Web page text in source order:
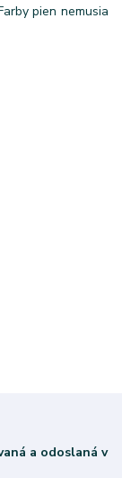
pien nemusia
a odoslaná v